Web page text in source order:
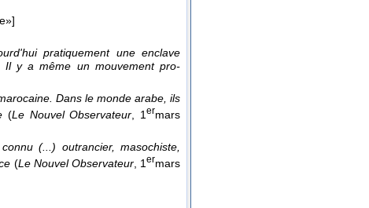
pratiquement une enclave
Il y a même un mouvement pro-
Dans le monde arabe, ils
(Le Nouvel Observateur , 1ermars
(...) outrancier, masochiste,
(Le Nouvel Observateur, 1ermars